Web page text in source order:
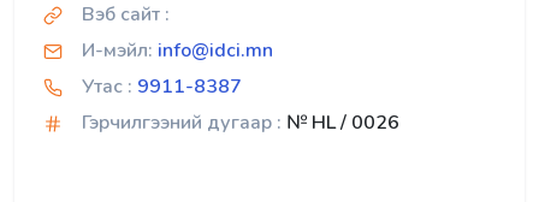
Вэб сайт :
И-мэйл: info@idci.mn
Утас : 9911-8387
Гэрчилгээний дугаар : № HL / 0026